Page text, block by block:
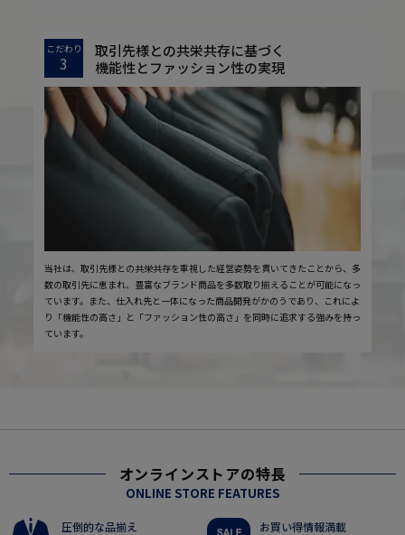
こだわり
3
取引先様との共栄共存に基づく
機能性とファッション性の実現
当社は、取引先様との共栄共存を重視した経営姿勢を貫いてきたことから、多
数の取引先に恵まれ、豊富なブランド商品を多数取り揃えることが可能になっ
ています。また、仕入れ先と一体になった商品開発がかのうであり、これによ
り「機能性の高さ」と「ファッション性の高さ」を同時に追求する強みを持っ
ています。
オンラインストアの特長
ONLINE STORE FEATURES
圧倒的な品揃え お買い得情報満載